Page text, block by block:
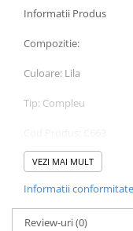
Informatii Produs
Compozitie:
Culoare: Lila
Tip: Compleu
Instructiuni de
Modelul are inaltimea
Va rugam sa retineti
sa fie acceptabila
VEZI MAI MULT
Informatii
Review-uri(0)